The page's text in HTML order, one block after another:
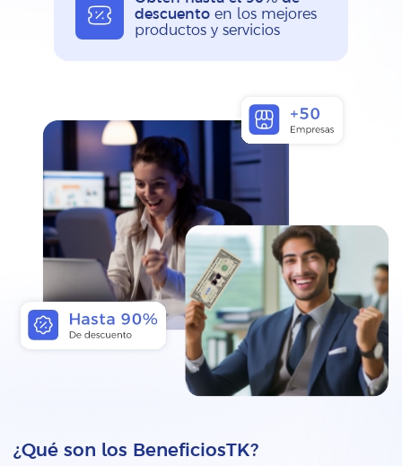
descuento en los mejores
productos y servicios
¿Qué son los BeneficiosTK?